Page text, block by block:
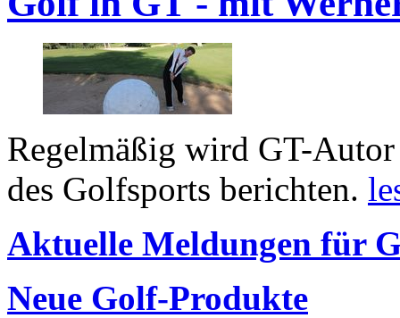
Regelmäßig wird GT-
des Golfsports berichten.
Aktuelle Meldungen für
Neue Golf-Produkte